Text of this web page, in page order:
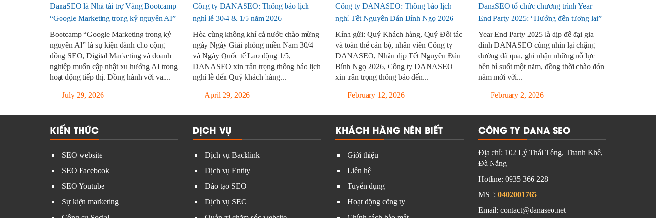
DanaSEO là Nhà tài trợ Vàng Bootcamp
“Google Marketing trong kỷ nguyên AI”
Bootcamp “Google Marketing trong kỷ
nguyên AI” là sự kiện dành cho cộng
đồng SEO, Digital Marketing và doanh
nghiệp muốn cập nhật xu hướng AI trong
hoạt động tiếp thị. Đồng hành với vai...
July 29, 2026
Công ty DANASEO: Thông báo lịch
nghỉ lễ 30/4 & 1/5 năm 2026
Hòa cùng không khí cả nước chào mừng
ngày Ngày Giải phóng miền Nam 30/4
và Ngày Quốc tế Lao động 1/5,
DANASEO xin trân trọng thông báo lịch
nghỉ lễ đến Quý khách hàng...
April 29, 2026
Công ty DANASEO: Thông báo lịch
nghỉ Tết Nguyên Đán Bính Ngọ 2026
Kính gửi: Quý Khách hàng, Quý Đối tác
và toàn thể cán bộ, nhân viên Công ty
DANASEO, Nhân dịp Tết Nguyên Đán
Bính Ngọ 2026, Công ty DANASEO
xin trân trọng thông báo đến...
February 12, 2026
DanaSEO tổ chức chương trình Year
End Party 2025: “Hướng đến tương lai”
Year End Party 2025 là dịp để đại gia
đình DANASEO cùng nhìn lại chặng
đường đã qua, ghi nhận những nỗ lực
bền bỉ suốt một năm, đồng thời chào đón
năm mới với...
February 2, 2026
KIẾN THỨC
SEO website
SEO Facebook
SEO Youtube
Sự kiện marketing
DỊCH VỤ
Dịch vụ Backlink
Dịch vụ Entity
Đào tạo SEO
Dịch vụ SEO
KHÁCH HÀNG NÊN BIẾT
Giới thiệu
Liên hệ
Tuyển dụng
Hoạt động công ty
CÔNG TY DANA SEO
Địa chỉ: 102 Lý Thái Tông, Thanh Khê,
Đà Nẵng
Hotline: 0935 366 228
MST: 0402001765
Email: contact@danaseo.net